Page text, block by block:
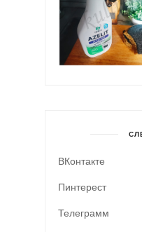
ВКонтакте
Пинтерест
Телеграмм